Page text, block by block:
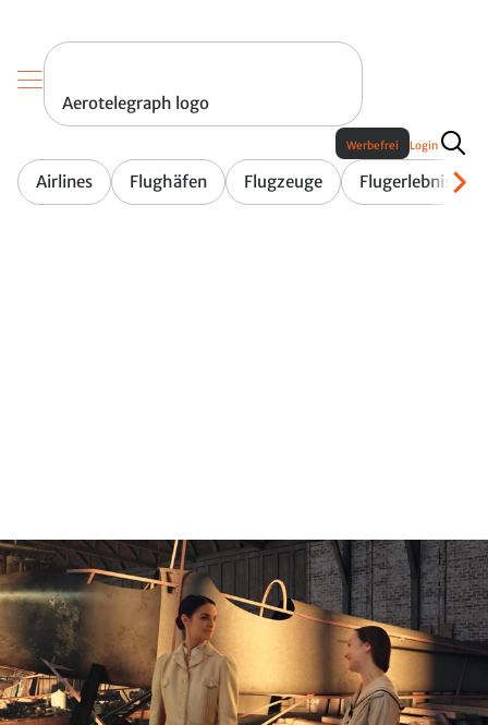
Aerotelegraph logo
Airlines Flughäfen Flugzeuge Flugerlebnis
Werbefrei Login